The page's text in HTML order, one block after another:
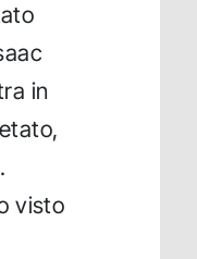
in
visto